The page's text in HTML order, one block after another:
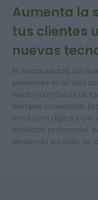
Aumenta la
tus clientes
nuevas
En la actualidad, las
presentes en la vida
telefonía móvil es un
siempre conectada.
revolución digital y
actividad profesional,
desarrolla a través de